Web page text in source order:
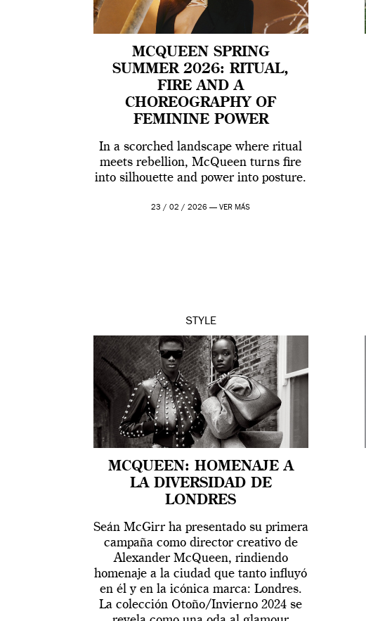
MCQUEEN SPRING
SUMMER 2026: RITUAL,
FIRE AND A
CHOREOGRAPHY OF
FEMININE POWER
In a scorched landscape where ritual
meets rebellion, McQueen turns fire
into silhouette and power into posture.
23 / 02 / 2026 —VER MÁS
STYLE
MCQUEEN: HOMENAJE A
LA DIVERSIDAD DE
LONDRES
Seán McGirr ha presentado su primera
campaña como director creativo de
Alexander McQueen, rindiendo
homenaje a la ciudad que tanto influyó
en él y en la icónica marca: Londres.
La colección Otoño/Invierno 2024 se